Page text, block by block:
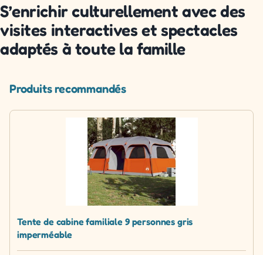
S’enrichir culturellement avec des
visites interactives et spectacles
adaptés à toute la famille
Produits recommandés
Tente de cabine familiale 9 personnes gris
imperméable